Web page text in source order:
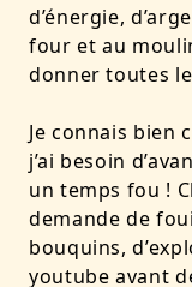
d’énergie,
four et au
donner toutes
Je connais bien
j’ai besoin
un temps fou !
demande de
bouquins,
youtube avant